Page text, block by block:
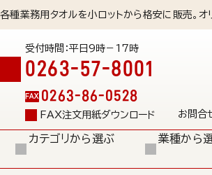
各種業務用タオルを小ロットから格安に販売。
受付時間：平日9時－17時
0263-57-8001
FAX 0263-86-0528
FAX注文用紙ダウンロード お問合
カテゴリから選ぶ 業種から